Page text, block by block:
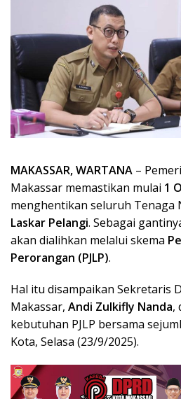
MAKASSAR, WARTANA –
Makassar memastikan mulai 1
menghentikan seluruh Tenaga
Laskar Pelangi. Sebagai
akan dialihkan melalui skema
Perorangan (PJLP).
Hal itu disampaikan Sekretaris
Makassar, Andi Zulkifly Nanda,
kebutuhan PJLP bersama
Kota, Selasa (23/9/2025).